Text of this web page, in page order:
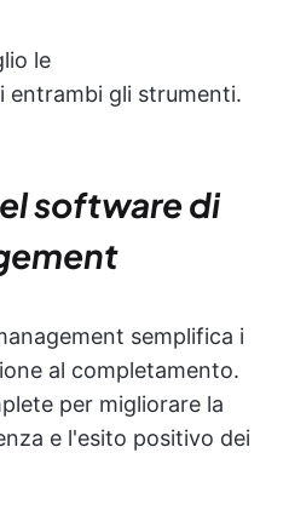
le
gli strumenti.
software di
semplifica i
al completamento.
per migliorare la
e l'esito positivo dei